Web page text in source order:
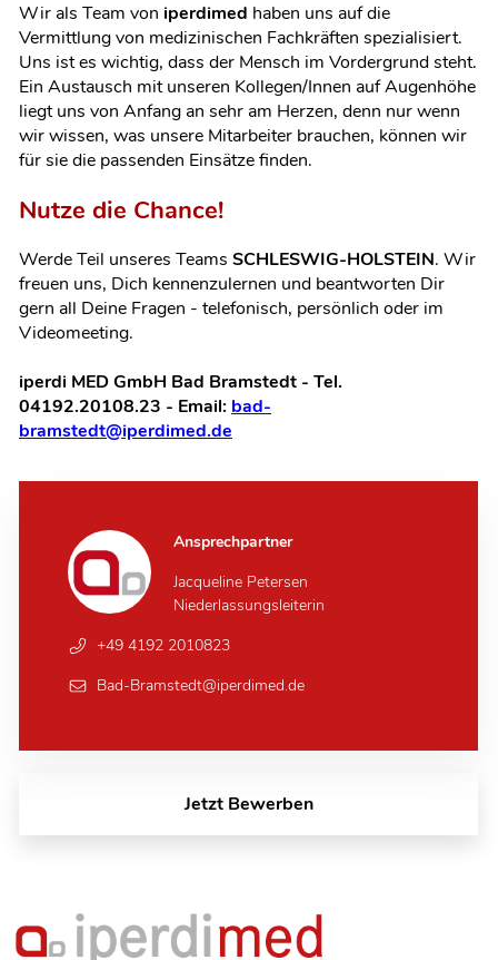
Ansprechpartner
Jacqueline Petersen
Niederlassungsleiterin
+49 4192 2010823
Bad-Bramstedt@iperdimed.de
Wir als Team von iperdimed haben uns auf die
Vermittlung von medizinischen Fachkräften spezialisiert.
Uns ist es wichtig, dass der Mensch im Vordergrund steht.
Ein Austausch mit unseren Kollegen/Innen auf Augenhöhe
liegt uns von Anfang an sehr am Herzen, denn nur wenn
wir wissen, was unsere Mitarbeiter brauchen, können wir
für sie die passenden Einsätze finden.
Nutze die Chance!
Werde Teil unseres Teams SCHLESWIG-HOLSTEIN. Wir
freuen uns, Dich kennenzulernen und beantworten Dir
gern all Deine Fragen - telefonisch, persönlich oder im
Videomeeting.
iperdi MED GmbH Bad Bramstedt - Tel.
04192.20108.23 - Email: bad-
bramstedt@iperdimed.de
Jetzt Bewerben